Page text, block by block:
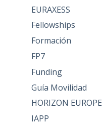
EURAXESS
Fellowships
Formación
FP7
Funding
Guía Movilidad
HORIZON EUROPE
IAPP